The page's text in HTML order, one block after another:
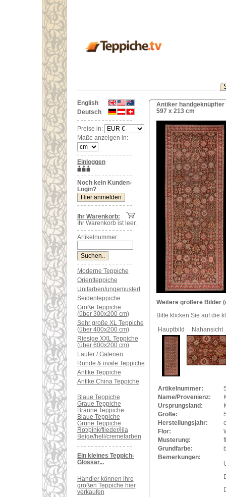
English
Deutsch
Preise in:
Maße anzeigen in:
Einloggen
Noch kein Kunden-
Login?
Ihr Warenkorb:
Ihr Warenkorb ist leer.
Artikelnummer:
Moderne Teppiche
Orientteppiche
Unifarben/ungemustert
Seidenteppiche
Große Teppiche
(über 300x200 cm)
Sehr große XL Teppiche
(über 400x200 cm)
Riesige XXL Teppiche
(über 600x200 cm)
Läufer / Galerien
Runde & ovale Teppiche
Antike Teppiche
Antike China Teppiche
Blaue Teppiche
Graue Teppiche
Braune Teppiche
Blaue Teppiche
Grüne Teppiche
Rot/pink/flieder/lila
Beige/hell/cremefarben
Ein kleines Teppich-
Glossar...
Händler können ihre
großen Teppiche hier
verkaufen
Antiker handgeknüpfter
597 x 213 cm
Weitere größere Bilder
Bitte klicken Sie auf die
Hauptbild
Nahansicht
Artikelnummer:
Name/Provenienz:
Ursprungsland:
Größe:
Herstellungsjahr:
Flor:
Musterung:
Grundfarbe:
Bemerkungen: